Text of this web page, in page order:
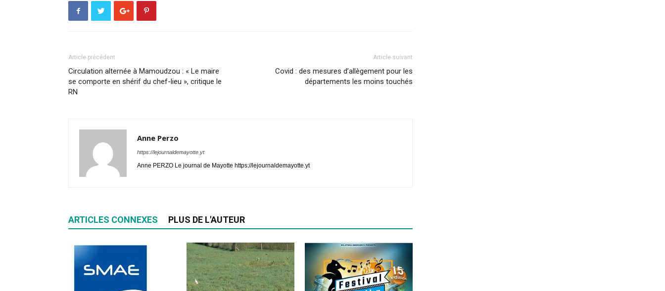
Article précédent
Circulation alternée à Mamoudzou : « Le maire
se comporte en shérif du chef-lieu », critique le
RN
Article suivant
Covid : des mesures d’allègement pour les
départements les moins touchés
Anne Perzo
https://lejournaldemayotte.yt
Anne PERZO Le journal de Mayotte https://lejournaldemayotte.yt
ARTICLES CONNEXES PLUS DE L'AUTEUR